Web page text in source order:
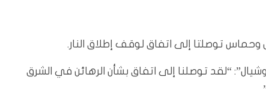
وحماس توصلتا إلى اتفاق لوقف إطلاق النار.
“لقد توصلنا إلى اتفاق بشأن الرهائن في الشرق